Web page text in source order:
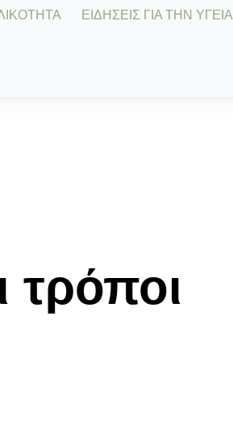
ΕΙΔΗΣΕΙΣ ΓΙΑ ΤΗΝ ΥΓΕΙΑ
τρόποι